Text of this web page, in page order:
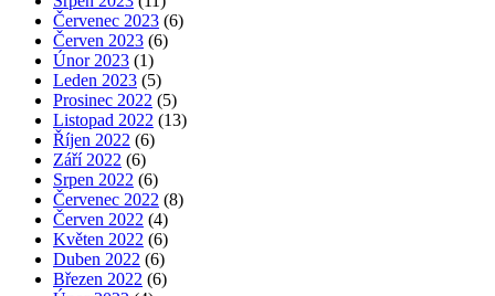
Červenec 2023 (6)
Červen 2023 (6)
Únor 2023 (1)
Leden 2023 (5)
Prosinec 2022 (5)
Listopad 2022 (13)
Říjen 2022 (6)
Září 2022 (6)
Srpen 2022 (6)
Červenec 2022 (8)
Červen 2022 (4)
Květen 2022 (6)
Duben 2022 (6)
Březen 2022 (6)